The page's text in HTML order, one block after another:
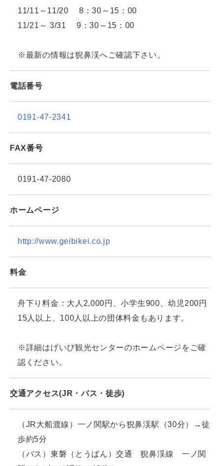
11/11～11/20 8：30～15：00
11/21～ 3/31 9：30～15：00
※最新の情報は猊鼻渓へご確認下さい。
電話番号
0191-47-2341
FAX番号
0191-47-2080
ホームページ
http://www.geibikei.co.jp
料金
舟下り料金：大人2,000円、小学生900、幼児200円
15人以上、100人以上の団体料金もあります。
※詳細はげいび観光センターのホームページをご確
認ください。
交通アクセス(JR・バス・徒歩)
（JR大船渡線）一ノ関駅から猊鼻渓駅（30分）→徒
歩約5分
（バス）東磐（とうばん）交通 猊鼻渓線 一ノ関